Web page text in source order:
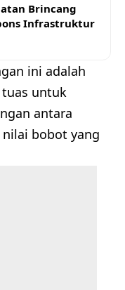
Brincang
Infrastruktur
ini adalah
untuk
antara
bobot yang